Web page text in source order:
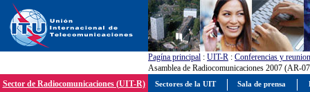
Pagína principal : UIT-R : Conferencias y
Asamblea de Radiocomunicaciones 2007 (AR-
Sector de Radiocomunicaciones (UIT-R)
Sectores de la UIT Sala de prensa